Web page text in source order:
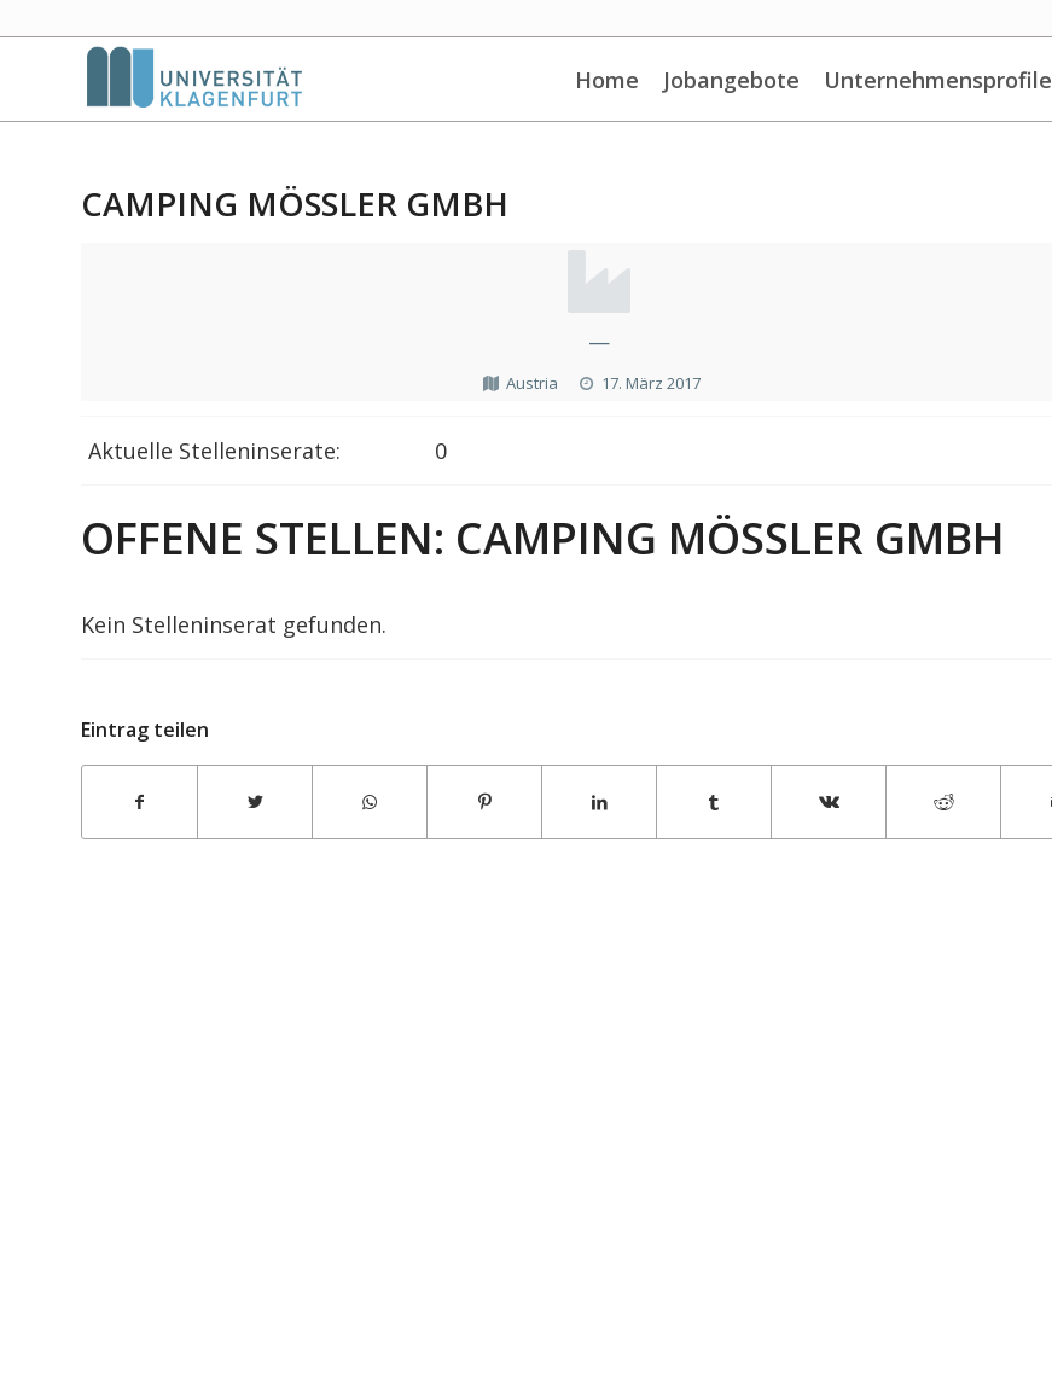
Home Jobangebote Unternehmensprofile
CAMPING MÖSSLER GMBH
—
Austria 17. März 2017
Aktuelle Stelleninserate: 0
OFFENE STELLEN: CAMPING MÖSSLER GMBH
Kein Stelleninserat gefunden.
Eintrag teilen